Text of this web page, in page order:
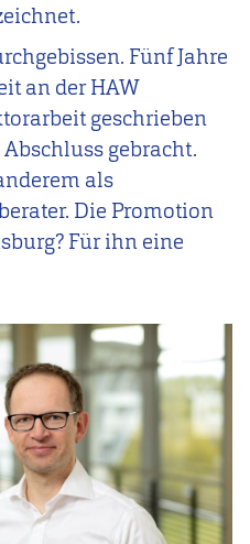
Fünf Jahre
an der HAW
geschrieben
gebracht.
als
Die Promotion
Für ihn eine